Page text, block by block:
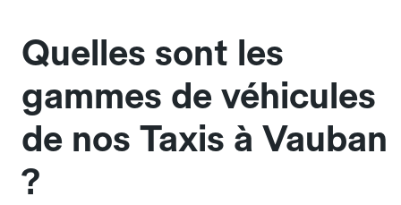
Quelles sont les
gammes de véhicules
de nos Taxis à Vauban
?